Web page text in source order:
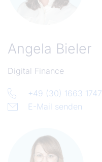
Angela Bieler
Digital Finance
+49 (30) 1663 1747
E-Mail senden